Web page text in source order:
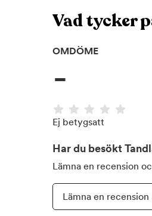
Vad tycker
OMDÖME
-
Ej betygsatt
Har du besökt
Lämna en recension
Lämna en recension